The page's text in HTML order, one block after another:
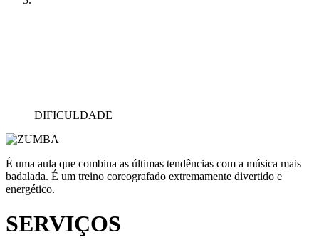
DIFICULDADE
É uma aula que combina as últimas tendências com a música mais
badalada. É um treino coreografado extremamente divertido e
energético.
SERVIÇOS